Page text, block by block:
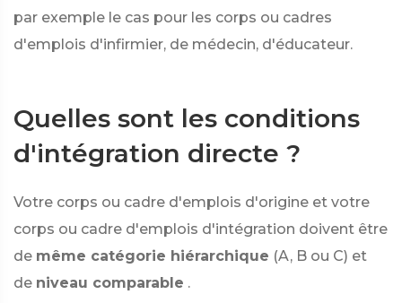
par exemple le cas pour les corps ou cadres
d'emplois d'infirmier, de médecin, d'éducateur.
Quelles sont les conditions
d'intégration directe ?
Votre corps ou cadre d'emplois d'origine et votre
corps ou cadre d'emplois d'intégration doivent être
de même catégorie hiérarchique (A, B ou C) et
de niveau comparable .